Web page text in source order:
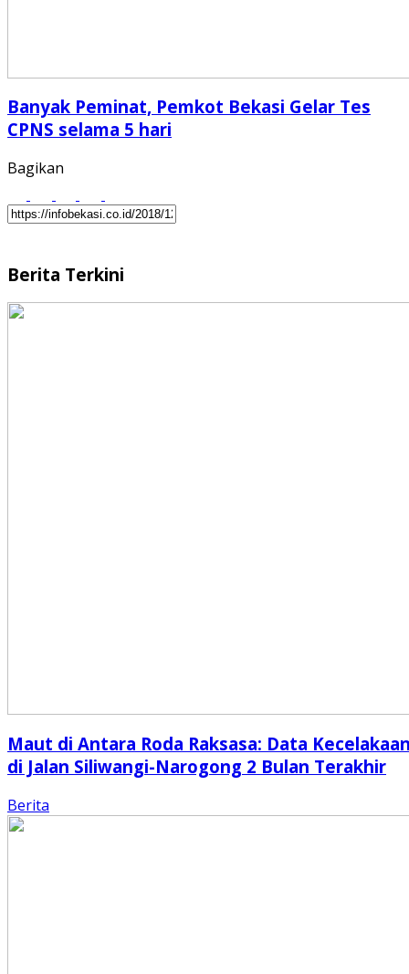
Banyak Peminat, Pemkot Bekasi Gelar Tes
CPNS selama 5 hari
Bagikan
Berita Terkini
Maut di Antara Roda Raksasa: Data
di Jalan Siliwangi-Narogong 2 Bulan Terakhir
Berita